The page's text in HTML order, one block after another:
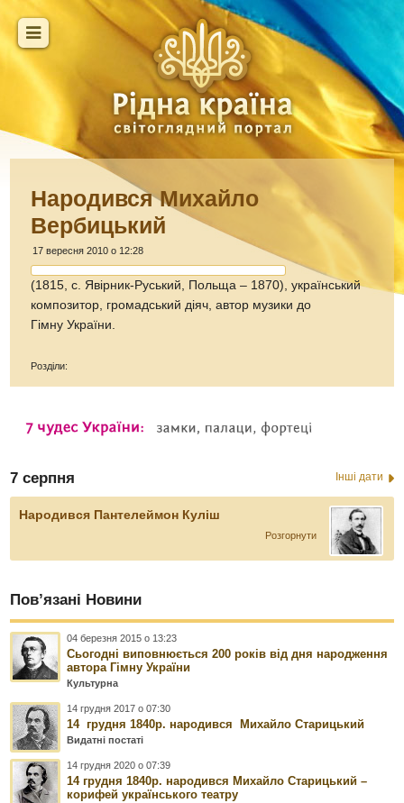
Народився Михайло
Вербицький
17 вересня 2010 о 12:28
(1815, с. Явірник-Руський, Польща – 1870), український
композитор, громадський діяч, автор музики до
Гімну України.
Розділи:
7 серпня Інші дати
Народився Пантелеймон Куліш
Розгорнути
Пов’язані Новини
04 березня 2015 о 13:23
Сьогодні виповнюється 200 років від дня народження
автора Гімну України
Культурна
14 грудня 2017 о 07:30
14 грудня 1840р. народився Михайло Старицький
Видатні постаті
14 грудня 2020 о 07:39
14 грудня 1840р. народився Михайло Старицький –
корифей українського театру